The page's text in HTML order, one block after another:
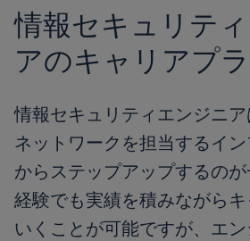
情報セキュリテ
アのキャリアプ
情報セキュリティエンジニ
ネットワークを担当するイ
からステップアップするの
経験でも実績を積みながら
いくことが可能ですが、エ